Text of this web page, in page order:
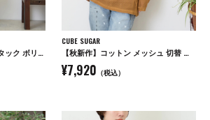
【秋新作】バンドカラー タック ボリューム シャツワンピース
CUBE SUGAR
【秋新作】コットン メッシュ 切替 ビッグパーカー
¥7,920 （税込）